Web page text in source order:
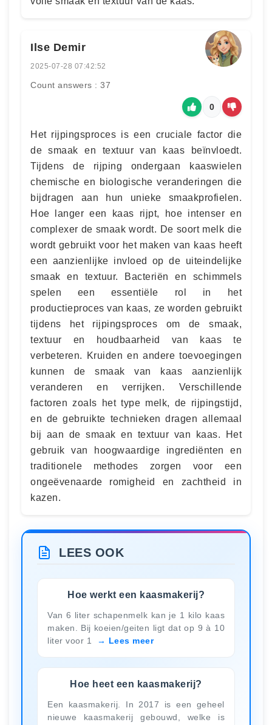
Ilse Demir
2025-07-28 07:42:52
Count answers : 37
0
Het rijpingsproces is een cruciale factor die
de smaak en textuur van kaas beïnvloedt.
Tijdens de rijping ondergaan kaaswielen
chemische en biologische veranderingen die
bijdragen aan hun unieke smaakprofielen.
Hoe langer een kaas rijpt, hoe intenser en
complexer de smaak wordt. De soort melk die
wordt gebruikt voor het maken van kaas heeft
een aanzienlijke invloed op de uiteindelijke
smaak en textuur. Bacteriën en schimmels
spelen een essentiële rol in het
productieproces van kaas, ze worden gebruikt
tijdens het rijpingsproces om de smaak,
textuur en houdbaarheid van kaas te
verbeteren. Kruiden en andere toevoegingen
kunnen de smaak van kaas aanzienlijk
veranderen en verrijken. Verschillende
factoren zoals het type melk, de rijpingstijd,
en de gebruikte technieken dragen allemaal
bij aan de smaak en textuur van kaas. Het
gebruik van hoogwaardige ingrediënten en
traditionele methodes zorgen voor een
ongeëvenaarde romigheid en zachtheid in
kazen.
LEES OOK
Hoe werkt een kaasmakerij?
Van 6 liter schapenmelk kan je 1 kilo kaas
maken. Bij koeien/geiten ligt dat op 9 à 10
liter voor 1
Lees meer
Hoe heet een kaasmakerij?
Een kaasmakerij. In 2017 is een geheel
nieuwe kaasmakerij gebouwd, welke is